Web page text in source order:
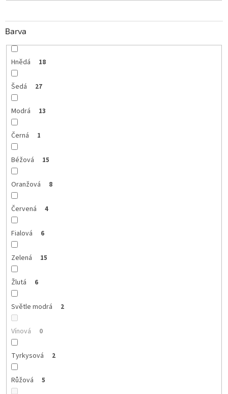
Barva
Hnědá 18
Šedá 27
Modrá 13
Černá 1
Béžová 15
Oranžová 8
Červená 4
Fialová 6
Zelená 15
Žlutá 6
Světle modrá 2
Vínová 0
Tyrkysová 2
Růžová 5